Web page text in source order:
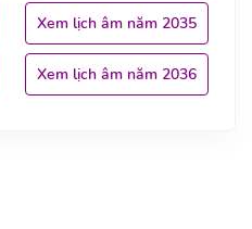
Xem lịch âm năm 2035
Xem lịch âm năm 2036